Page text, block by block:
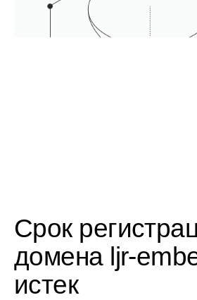
Срок
домена ljr-
истек